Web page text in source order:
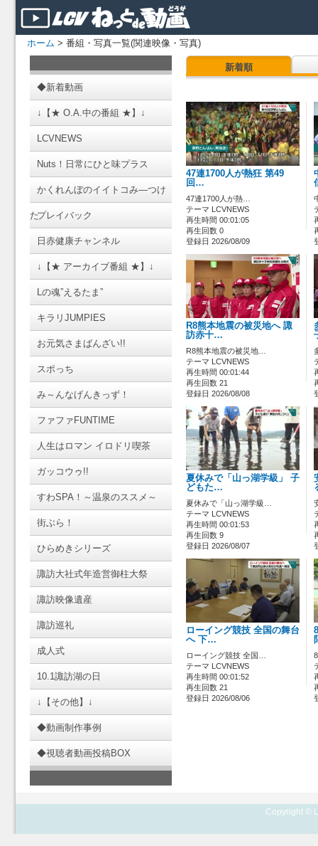
ホーム > 番組・写真一覧(関連映像・写真)
◆新着動画
↓【★ O.A.中の番組 ★】↓
LCVNEWS
Nuts！日常にひと味プラス
かくれんぼのイイトコみ―つけ
たプレイバック
日赤健康チャンネル
↓【★ アーカイブ番組 ★】↓
Lの魂”えるたま”
キラリJUMPIES
お元気さまばんざい!!
スポっち
み～んなげんきっず！
ファファFUNTIME
人生はロマン イロドリ喫茶
ガッコウゥ!!
すわSPA！～温泉のススメ～
街ぶら！
ひらめきシリーズ
諏訪大社式年造営御柱大祭
諏訪映像遺産
諏訪巡礼
成人式
10.1諏訪湖の日
↓【その他】↓
◆動画制作事例
◆視聴者動画投稿BOX
新着順
47連1700人が熱狂 第49
回…
47連1700人が熱…
テーマ LCVNEWS
再生時間 00:01:05
再生回数 0
登録日 2026/08/09
R8熊本地震の被災地へ 諏
訪赤十…
R8熊本地震の被災地…
テーマ LCVNEWS
再生時間 00:01:44
再生回数 21
登録日 2026/08/08
夏休みで「山っ湖学級」 子
どもた…
夏休みで「山っ湖学級…
テーマ LCVNEWS
再生時間 00:01:53
再生回数 9
登録日 2026/08/07
ローイング競技 全国の舞台
へ 下…
ローイング競技 全国…
テーマ LCVNEWS
再生時間 00:01:52
再生回数 21
登録日 2026/08/06
Copyright ©